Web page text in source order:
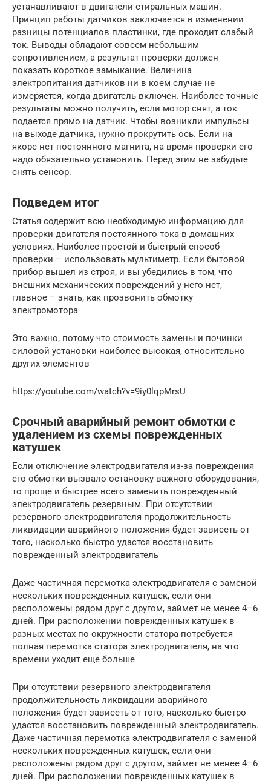
устанавливают в двигатели стиральных машин.
Принцип работы датчиков заключается в изменении
разницы потенциалов пластинки, где проходит слабый
ток. Выводы обладают совсем небольшим
сопротивлением, а результат проверки должен
показать короткое замыкание. Величина
электропитания датчиков ни в коем случае не
измеряется, когда двигатель включен. Наиболее точные
результаты можно получить, если мотор снят, а ток
подается прямо на датчик. Чтобы возникли импульсы
на выходе датчика, нужно прокрутить ось. Если на
якоре нет постоянного магнита, на время проверки его
надо обязательно установить. Перед этим не забудьте
снять сенсор.
Подведем итог
Статья содержит всю необходимую информацию для
проверки двигателя постоянного тока в домашних
условиях. Наиболее простой и быстрый способ
проверки – использовать мультиметр. Если бытовой
прибор вышел из строя, и вы убедились в том, что
внешних механических повреждений у него нет,
главное – знать, как прозвонить обмотку
электромотора
Это важно, потому что стоимость замены и починки
силовой установки наиболее высокая, относительно
других элементов
https://youtube.com/watch?v=9iy0lqpMrsU
Срочный аварийный ремонт обмотки с
удалением из схемы поврежденных
катушек
Если отключение электродвигателя из-за повреждения
его обмотки вызвало остановку важного оборудования,
то проще и быстрее всего заменить поврежденный
электродвигатель резервным. При отсутствии
резервного электродвигателя продолжительность
ликвидации аварийного положения будет зависеть от
того, насколько быстро удастся восстановить
поврежденный электродвигатель
Даже частичная перемотка электродвигателя с заменой
нескольких поврежденных катушек, если они
расположены рядом друг с другом, займет не менее 4–6
дней. При расположении поврежденных катушек в
разных местах по окружности статора потребуется
полная перемотка статора электродвигателя, на что
времени уходит еще больше
При отсутствии резервного электродвигателя
продолжительность ликвидации аварийного
положения будет зависеть от того, насколько быстро
удастся восстановить поврежденный электродвигатель.
Даже частичная перемотка электродвигателя с заменой
нескольких поврежденных катушек, если они
расположены рядом друг с другом, займет не менее 4–6
дней. При расположении поврежденных катушек в